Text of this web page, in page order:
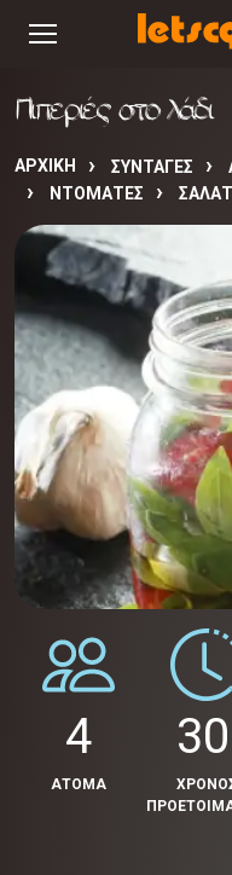
Πιπεριές στο λάδι
ΑΡΧΙΚΉ ΣΥΝΤΑΓΈΣ
ΝΤΟΜΑΤΕΣ
4
ΑΤΟΜΑ